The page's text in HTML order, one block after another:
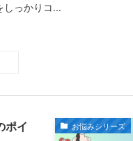
しっかりコ...
お悩みシリーズ
ポイ